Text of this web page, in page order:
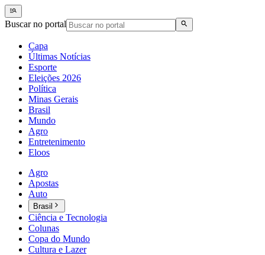
Buscar no portal
Capa
Últimas Notícias
Esporte
Eleições 2026
Política
Minas Gerais
Brasil
Mundo
Agro
Entretenimento
Eloos
Agro
Apostas
Auto
Brasil
Ciência e Tecnologia
Colunas
Copa do Mundo
Cultura e Lazer